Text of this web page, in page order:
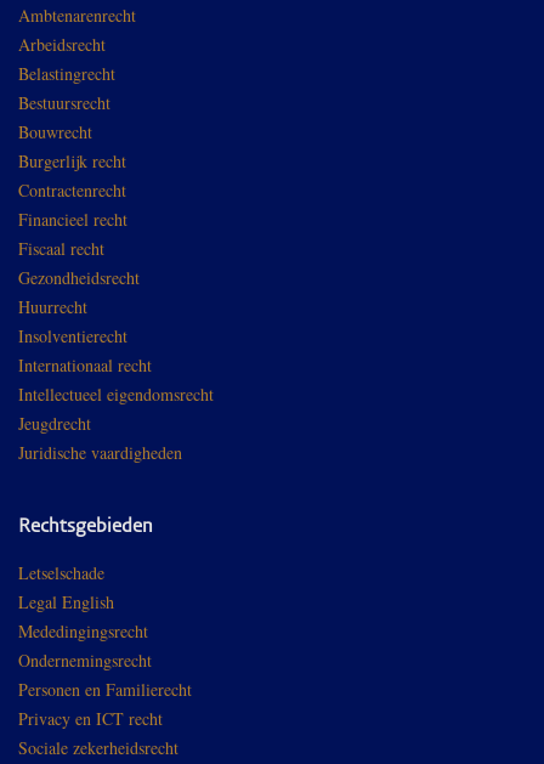
Ambtenarenrecht
Arbeidsrecht
Belastingrecht
Bestuursrecht
Bouwrecht
Burgerlijk recht
Contractenrecht
Financieel recht
Fiscaal recht
Gezondheidsrecht
Huurrecht
Insolventierecht
Internationaal recht
Intellectueel eigendomsrecht
Jeugdrecht
Juridische vaardigheden
Rechtsgebieden
Letselschade
Legal English
Mededingingsrecht
Ondernemingsrecht
Personen en Familierecht
Privacy en ICT recht
Sociale zekerheidsrecht